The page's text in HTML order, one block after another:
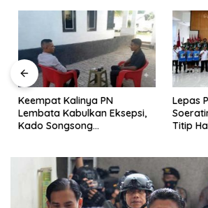
Keempat Kalinya PN
Lembata Kabulkan Eksepsi,
Kado Songsong
Lepas
Titip